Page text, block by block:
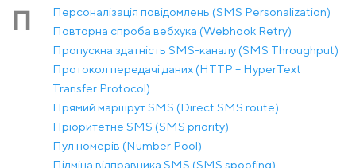
П
Персоналізація повідомлень (SMS Personalization)
Повторна спроба вебхука (Webhook Retry)
Пропускна здатність SMS-каналу (SMS Throughput)
Протокол передачі даних (HTTP – HyperText
Transfer Protocol)
Прямий маршрут SMS (Direct SMS route)
Пріоритетне SMS (SMS priority)
Пул номерів (Number Pool)
Підміна відправника SMS (SMS spoofing)